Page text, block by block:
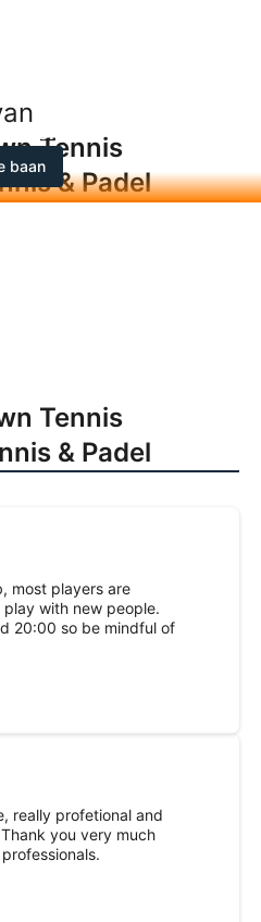
Tennis
& Padel
hier?
baan
Tennis
& Padel
most players are
with new people.
20:00 so be mindful of
really profetional and
you very much